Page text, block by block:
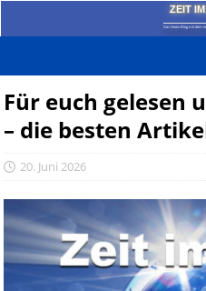
ZEIT
Das News-Blog mit dem
Für euch gelesen
– die besten
20. Juni 2026